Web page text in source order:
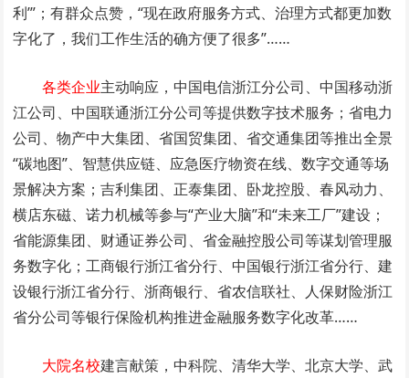
利’”；有群众点赞，“现在政府服务方式、治理方式都更加数
字化了，我们工作生活的确方便了很多”……
各类企业主动响应，中国电信浙江分公司、中国移动浙
江公司、中国联通浙江分公司等提供数字技术服务；省电力
公司、物产中大集团、省国贸集团、省交通集团等推出全景
“碳地图”、智慧供应链、应急医疗物资在线、数字交通等场
景解决方案；吉利集团、正泰集团、卧龙控股、春风动力、
横店东磁、诺力机械等参与“产业大脑”和“未来工厂”建设；
省能源集团、财通证券公司、省金融控股公司等谋划管理服
务数字化；工商银行浙江省分行、中国银行浙江省分行、建
设银行浙江省分行、浙商银行、省农信联社、人保财险浙江
省分公司等银行保险机构推进金融服务数字化改革……
大院名校建言献策，中科院、清华大学、北京大学、武